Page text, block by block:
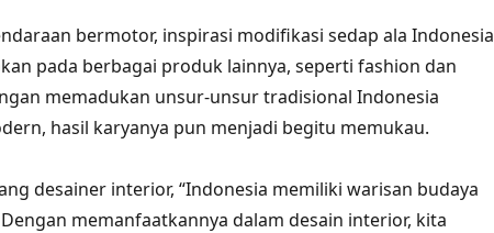
bermotor, inspirasi modifikasi sedap ala Indonesia
pada berbagai produk lainnya, seperti fashion dan
memadukan unsur-unsur tradisional Indonesia
hasil karyanya pun menjadi begitu memukau.
desainer interior, “Indonesia memiliki warisan budaya
memanfaatkannya dalam desain interior, kita